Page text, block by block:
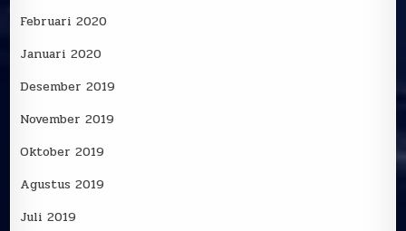
Februari 2020
Januari 2020
Desember 2019
November 2019
Oktober 2019
Agustus 2019
Juli 2019